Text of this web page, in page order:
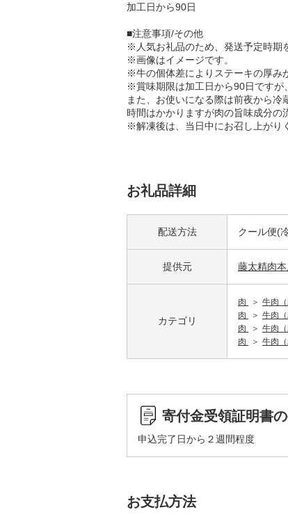
加工日から90日
■注意事項/その他
※人気お礼品のため、発送予定時期
※画像はイメージです。
※牛の個体差によりステーキの厚み
※賞味期限は加工日から90日ですが
また、お使いになる際は前夜から冷
時間はかかりますが肉の旨味成分の
※解凍後は、当日中にお召し上がり
お礼品詳細
配送方法 クール便(
提供元 藤太精肉
カテゴリ
肉 牛肉（
肉
牛肉（
肉
牛肉（
肉
牛肉（
寄付金受領証明書
申込完了日から２週間程度
お支払方法